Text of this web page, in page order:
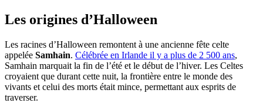
Les origines d’Halloween
Les racines d’Halloween remontent à une ancienne fête celte
appelée Samhain. Célébrée en Irlande il y a plus de 2 500 ans,
Samhain marquait la fin de l’été et le début de l’hiver. Les Celtes
croyaient que durant cette nuit, la frontière entre le monde des
vivants et celui des morts était mince, permettant aux esprits de
traverser.